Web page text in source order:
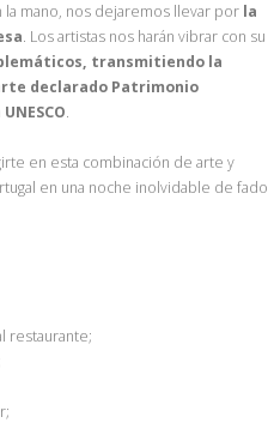
mano, nos dejaremos llevar por la
. Los artistas nos harán vibrar con su
transmitiendo la
declarado Patrimonio
.
en esta combinación de arte y
en una noche inolvidable de fado
restaurante;